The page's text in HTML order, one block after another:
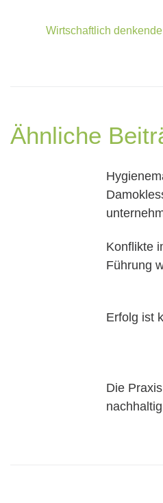
Wirtschaftlich
Ähnliche
Konflikte
Führung
Erfolg ist
Die